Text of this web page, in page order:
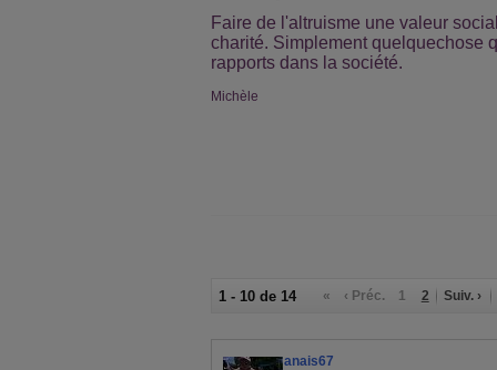
Faire de l'altruisme une valeur
charité. Simplement quelquechose
rapports dans la société.
Michèle
1 - 10 de 14 « ‹ Préc. 1 2 Suiv. ›
anais67